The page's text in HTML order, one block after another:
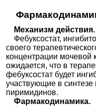
Механизм действия.
Фебуксостат,
своего
концентрации мочевой
ожидается, что в
фебуксостат будет
участвующие в
пиримидинов.
Фармакодинамика.